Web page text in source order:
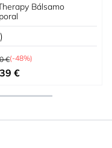
Bálsamo
habitual
€(-48%)
especial
€